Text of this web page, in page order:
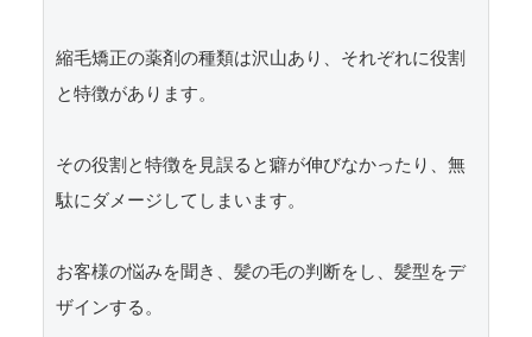
縮毛矯正の薬剤の種類は沢山あり、それぞれに役割
と特徴があります。
その役割と特徴を見誤ると癖が伸びなかったり、無
駄にダメージしてしまいます。
お客様の悩みを聞き、髪の毛の判断をし、髪型をデ
ザインする。